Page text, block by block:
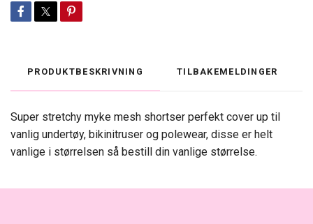
PRODUKTBESKRIVNING TILBAKEMELDINGER
Super stretchy myke mesh shortser perfekt cover up til
vanlig undertøy, bikinitruser og polewear, disse er helt
vanlige i størrelsen så bestill din vanlige størrelse.